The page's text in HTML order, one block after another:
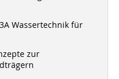
Wassertechnik für
zur